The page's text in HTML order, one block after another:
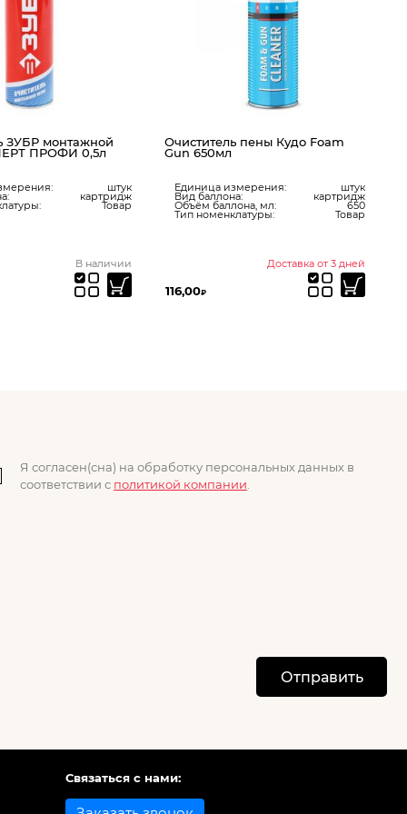
ЗУБР монтажной
ПРОФИ 0,5л
штук
картридж
Товар
В наличии
Очиститель пены Кудо Foam
Gun 650мл
Единица измерения: штук
Вид баллона: картридж
Объём баллона, мл: 650
Тип номенклатуры: Товар
Доставка от 3 дней
116,00₽
Я согласен(сна) на обработку персональных данных в
соответствии с политикой компании.
Отправить
Связаться с нами: